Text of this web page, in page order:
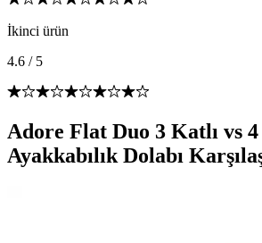
İkinci ürün
4.6 / 5
Adore Flat Duo 3 Katlı vs
Ayakkabılık Dolabı